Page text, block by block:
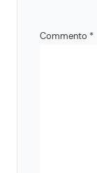
Commento *